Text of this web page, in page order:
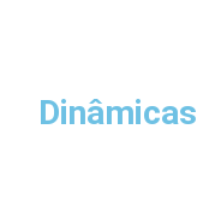
Dinâmicas